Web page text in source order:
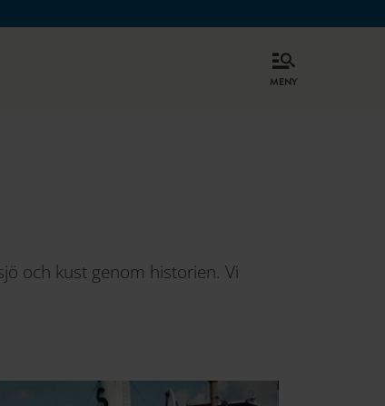
meny
och kust genom historien. Vi